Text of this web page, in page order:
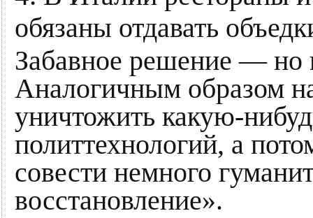
обязаны отдавать
Забавное решение — но
Аналогичным образом
уничтожить какую-
политтехнологий, а
совести немного
восстановление».